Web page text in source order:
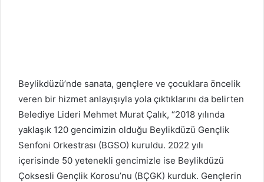
Beylikdüzü’nde sanata, gençlere ve çocuklara öncelik
veren bir hizmet anlayışıyla yola çıktıklarını da belirten
Belediye Lideri Mehmet Murat Çalık, “2018 yılında
yaklaşık 120 gencimizin olduğu Beylikdüzü Gençlik
Senfoni Orkestrası (BGSO) kuruldu. 2022 yılı
içerisinde 50 yetenekli gencimizle ise Beylikdüzü
Çoksesli Gençlik Korosu’nu (BÇGK) kurduk. Gençlerin